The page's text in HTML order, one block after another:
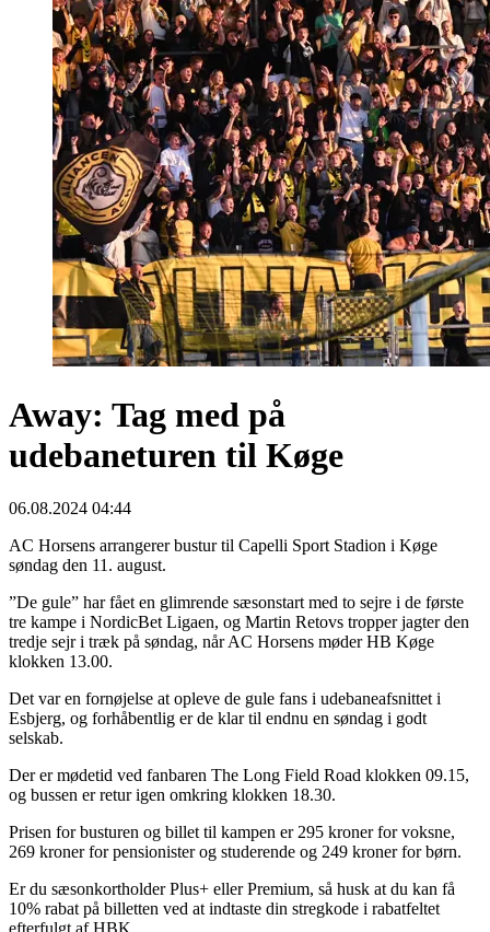
Away: Tag med på
udebaneturen til Køge
06.08.2024 04:44
AC Horsens arrangerer bustur til Capelli Sport Stadion i Køge
søndag den 11. august.
”De gule” har fået en glimrende sæsonstart med to sejre i de første
tre kampe i NordicBet Ligaen, og Martin Retovs tropper jagter den
tredje sejr i træk på søndag, når AC Horsens møder HB Køge
klokken 13.00.
Det var en fornøjelse at opleve de gule fans i udebaneafsnittet i
Esbjerg, og forhåbentlig er de klar til endnu en søndag i godt
selskab.
Der er mødetid ved fanbaren The Long Field Road klokken 09.15,
og bussen er retur igen omkring klokken 18.30.
Prisen for busturen og billet til kampen er 295 kroner for voksne,
269 kroner for pensionister og studerende og 249 kroner for børn.
Er du sæsonkortholder Plus+ eller Premium, så husk at du kan få
10% rabat på billetten ved at indtaste din stregkode i rabatfeltet